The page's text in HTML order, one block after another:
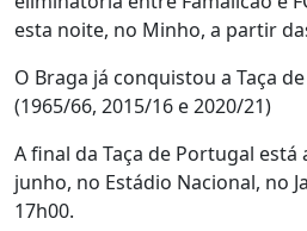
esta noite, no Minho, a partir
O Braga já conquistou a Taça
(1965/66, 2015/16 e 2020/21)
A final da Taça de Portugal
junho, no Estádio Nacional, no
17h00.